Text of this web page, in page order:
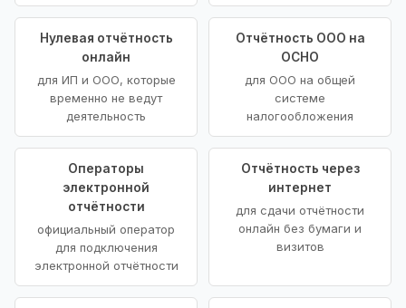
Нулевая отчётность
онлайн
для ИП и ООО, которые
временно не ведут
деятельность
Отчётность ООО на
ОСНО
для ООО на общей
системе
налогообложения
Операторы
электронной
отчётности
официальный оператор
для подключения
электронной отчётности
Отчётность через
интернет
для сдачи отчётности
онлайн без бумаги и
визитов